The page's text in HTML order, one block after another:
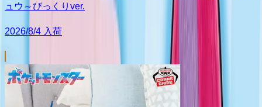
ュウ～びっくりver.
2026/8/4 入荷